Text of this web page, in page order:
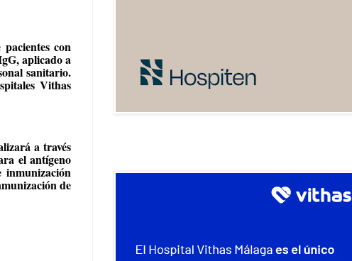
con
aplicado a
sanitario.
Vithas
a través
el antígeno
inmunización
de